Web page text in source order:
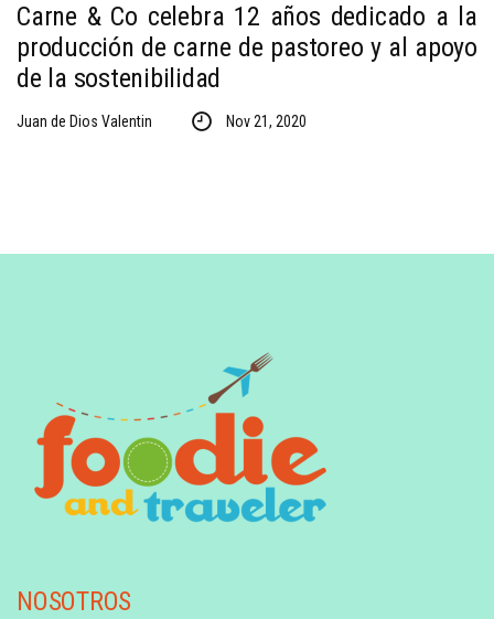
Carne & Co celebra 12 años dedicado a la
producción de carne de pastoreo y al apoyo
de la sostenibilidad
Juan de Dios Valentin Nov 21, 2020
NOSOTROS